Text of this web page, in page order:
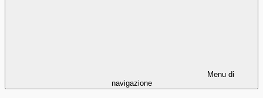
Menu di
navigazione